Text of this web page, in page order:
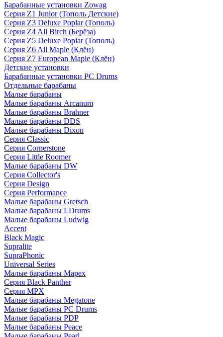
Барабанные установки Zowag
Серия Z1 Junior (Тополь Детские)
Серия Z3 Deluxe Poplar (Тополь)
Серия Z4 All Birch (Берёза)
Серия Z5 Deluxe Poplar (Тополь)
Серия Z6 All Maple (Клён)
Серия Z7 European Maple (Клён)
Детские установки
Барабанные установки PC Drums
Отдельные барабаны
Малые барабаны
Малые барабаны Arcanum
Малые барабаны Brahner
Малые барабаны DDS
Малые барабаны Dixon
Серия Classic
Серия Cornerstone
Серия Little Roomer
Малые барабаны DW
Серия Collector's
Серия Design
Серия Performance
Малые барабаны Gretsch
Малые барабаны LDrums
Малые барабаны Ludwig
Accent
Black Magic
Supralite
SupraPhonic
Universal Series
Малые барабаны Mapex
Серия Black Panther
Серия MPX
Малые барабаны Megatone
Малые барабаны PC Drums
Малые барабаны PDP
Малые барабаны Peace